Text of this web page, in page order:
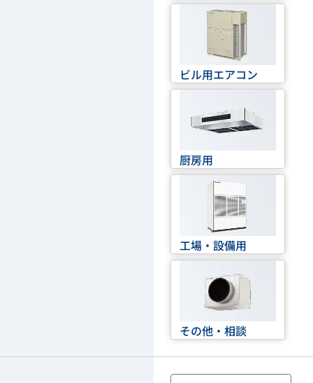
ビル用エアコン
厨房用
工場・設備用
その他・相談